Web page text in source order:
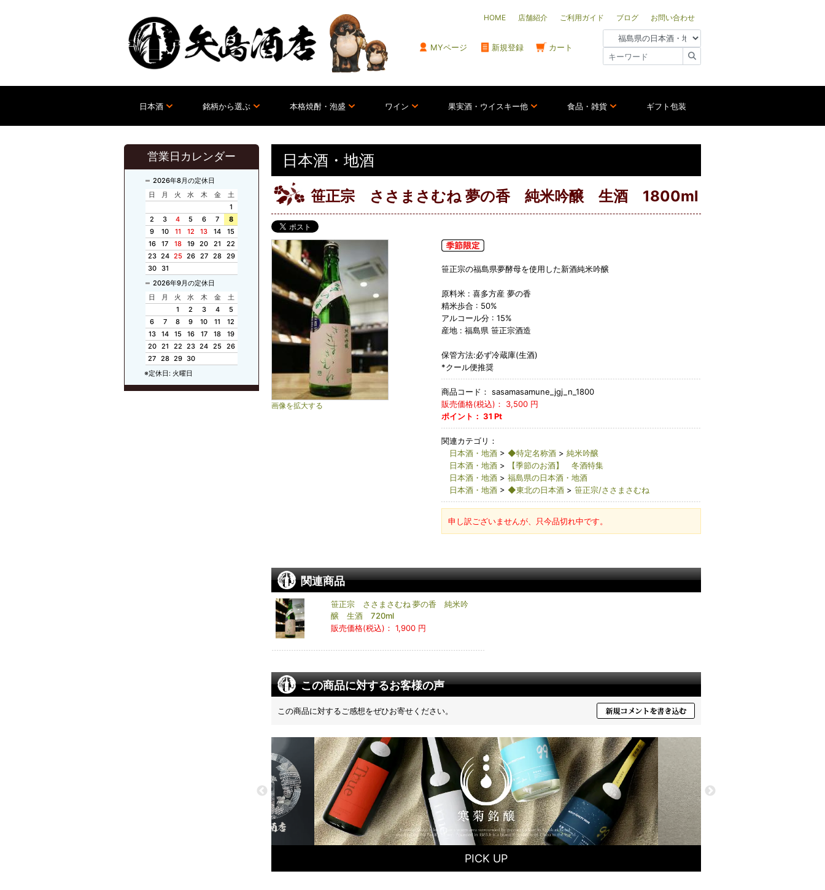
HOME 店舗紹介 ご利用ガイド ブログ お問い合わせ
MYページ 新規登録 カート
日本酒 銘柄から選ぶ 本格焼酎・泡盛 ワイン 果実酒・ウイスキー他 食品・雑貨 ギフト包装
営業日カレンダー
2026年8月の定休日
日
月 火 水 木 金
土
1
2
3 4 5 6 7
8
9
10 11 12 13 14
15
16
17 18 19 20 21
22
23 24 25 26 27 28 29
30
31
2026年9月の定休日
日
月 火 水 木 金
土
1
2 3 4
5
6
7 8 9 10 11
12
13
14 15 16 17 18
19
20
21 22 23 24 25 26
27 28 29 30
※定休日: 火曜日
日本酒・地酒
笹正宗 ささまさむね 夢の香 純米吟醸 生酒 1800ml
画像を拡大する
笹正宗の福島県夢酵母を使用した新酒純米吟醸
原料米 : 喜多方産 夢の香
精米歩合 : 50%
アルコール分 : 15%
産地 : 福島県 笹正宗酒造
保管方法:必ず冷蔵庫(生酒)
*クール便推奨
商品コード： sasamasamune_jgj_n_1800
販売価格(税込)：
3,500円
ポイント： 31 Pt
関連カテゴリ：
日本酒・地酒> ◆特定名称酒> 純米吟醸
日本酒・地酒>
【季節のお酒】 冬酒特集
日本酒・地酒> 福島県の日本酒・地酒
日本酒・地酒> ◆東北の日本酒> 笹正宗/ささまさむね
申し訳ございませんが、只今品切れ中です。
関連商品
笹正宗 ささまさむね 夢の香 純米吟
醸 生酒 720ml
販売価格(税込)： 1,900 円
この商品に対するお客様の声
この商品に対するご感想をぜひお寄せください。
PICK UP